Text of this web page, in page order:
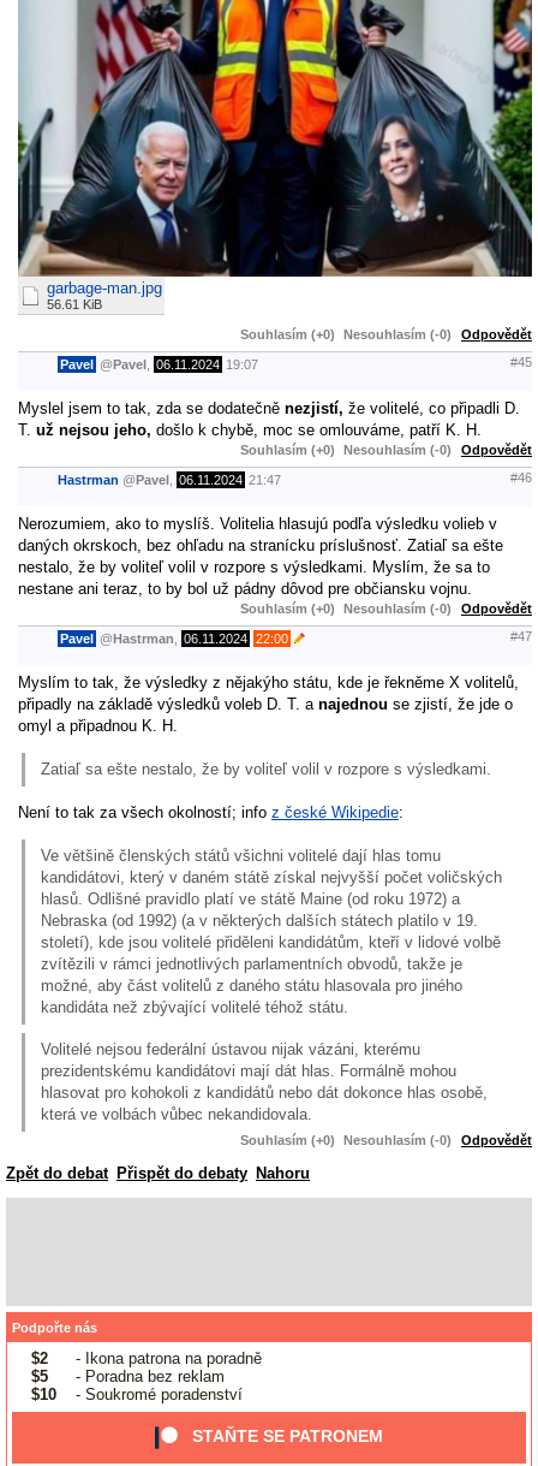
garbage-man.jpg
56.61 KiB
Souhlasím (+0) Nesouhlasím (-0) Odpovědět
Pavel @Pavel 06.11.2024 19:07 #45
Myslel jsem to tak, zda se dodatečně nezjistí, že volitelé, co připadli D.
T. už nejsou jeho, došlo k chybě, moc se omlouváme, patří K. H.
Souhlasím (+0) Nesouhlasím (-0) Odpovědět
Hastrman @Pavel 06.11.2024 21:47 #46
Nerozumiem, ako to myslíš. Volitelia hlasujú podľa výsledku volieb v
daných okrskoch, bez ohľadu na stranícku príslušnosť. Zatiaľ sa ešte
nestalo, že by voliteľ volil v rozpore s výsledkami. Myslím, že sa to
nestane ani teraz, to by bol už pádny dôvod pre občiansku vojnu.
Souhlasím (+0) Nesouhlasím (-0) Odpovědět
Pavel @Hastrman 06.11.2024 22:00 #47
Myslím to tak, že výsledky z nějakýho státu, kde je řekněme X volitelů,
připadly na základě výsledků voleb D. T. a najednou se zjistí, že jde o
omyl a připadnou K. H.
Zatiaľ sa ešte nestalo, že by voliteľ volil v rozpore s výsledkami.
Není to tak za všech okolností; info z české Wikipedie:
Ve většině členských států všichni volitelé dají hlas tomu
kandidátovi, který v daném státě získal nejvyšší počet voličských
hlasů. Odlišné pravidlo platí ve státě Maine (od roku 1972) a
Nebraska (od 1992) (a v některých dalších státech platilo v 19.
století), kde jsou volitelé přiděleni kandidátům, kteří v lidové volbě
zvítězili v rámci jednotlivých parlamentních obvodů, takže je
možné, aby část volitelů z daného státu hlasovala pro jiného
kandidáta než zbývající volitelé téhož státu.
Volitelé nejsou federální ústavou nijak vázáni, kterému
prezidentskému kandidátovi mají dát hlas. Formálně mohou
hlasovat pro kohokoli z kandidátů nebo dát dokonce hlas osobě,
která ve volbách vůbec nekandidovala.
Souhlasím (+0) Nesouhlasím (-0) Odpovědět
Zpět do debat Přispět do debaty Nahoru
Podpořte nás
$2
- Ikona patrona na poradně
$5
- Poradna bez reklam
$10
- Soukromé poradenství
STAŇTE SE PATRONEM